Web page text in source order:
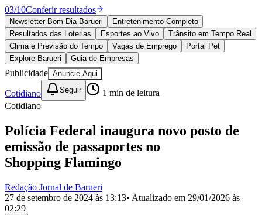
Esportes
Saúde
Segurança
Cultura
Meio Ambiente
Obras
Educação
Bairros de Barueri
AldeiaAldeia da SerraAldeia de BarueriAlphaville
JubranBelvalBethavilleBoa
VistaCalifórniaCarapicuíbaCentro
MilitarItapeviJandiraJardim Audir
CalifórniaJardim dos Altos Jardim dos CamargosJardim
Esperança
03/10Conferir resultados
Newsletter Bom Dia Barueri
Entretenimento Completo
Resultados das Loterias
Esportes ao Vivo
Trânsito em Tempo Real
Clima e Previsão do Tempo
Vagas de Emprego
Portal Pet
Explore Barueri
Guia de Empresas
Publicidade Anuncie Aqui
Cotidiano Seguir 1 min de leitura
Cotidiano
Polícia Federal inaugura novo posto de
emissão de passaportes no
Shopping Flamingo
Redação Jornal de Barueri
27 de setembro de 2024 às 13:13• Atualizado em 29/01/2026 às
02:29